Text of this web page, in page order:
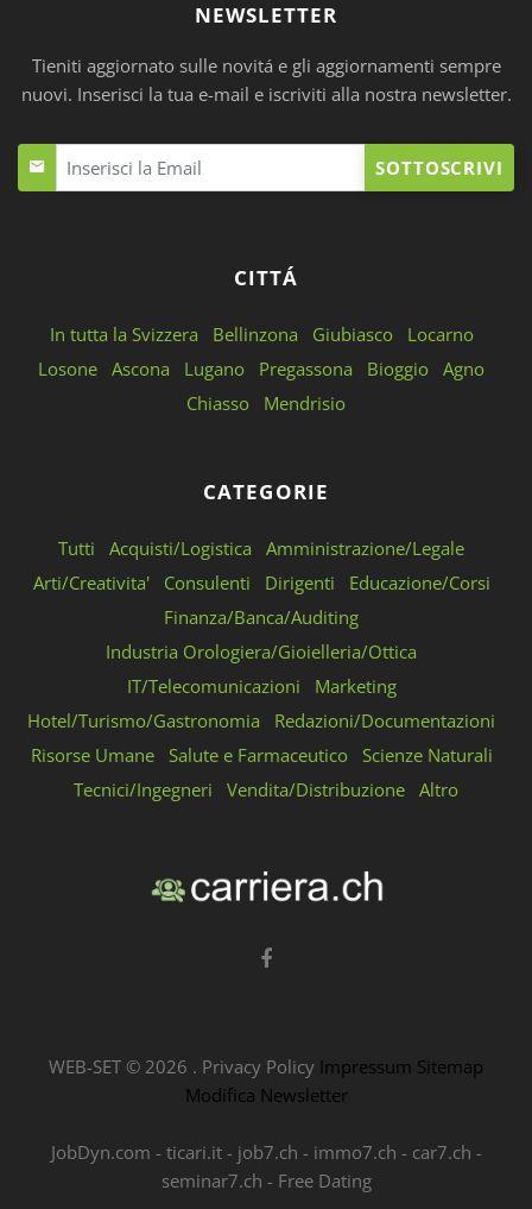
NEWSLETTER
Tieniti aggiornato sulle novitá e gli aggiornamenti sempre
nuovi. Inserisci la tua e-mail e iscriviti alla nostra newsletter.
SOTTOSCRIVI
CITTÁ
In tutta la Svizzera Bellinzona Giubiasco
Locarno
Losone Ascona Lugano Pregassona Bioggio Agno
Chiasso
Mendrisio
CATEGORIE
Tutti Acquisti/Logistica
Amministrazione/Legale
Arti/Creativita'
Consulenti Dirigenti
Educazione/Corsi
Finanza/Banca/Auditing
Industria Orologiera/Gioielleria/Ottica
IT/Telecomunicazioni
Marketing
Hotel/Turismo/Gastronomia
Redazioni/Documentazioni
Risorse Umane
Salute e Farmaceutico
Scienze Naturali
Tecnici/Ingegneri
Vendita/Distribuzione Altro
WEB-SET © 2026 . Privacy Policy Impressum Sitemap
Modifica Newsletter
JobDyn.com - ticari.it- job7.ch - immo7.ch - car7.ch -
seminar7.ch - Free Dating